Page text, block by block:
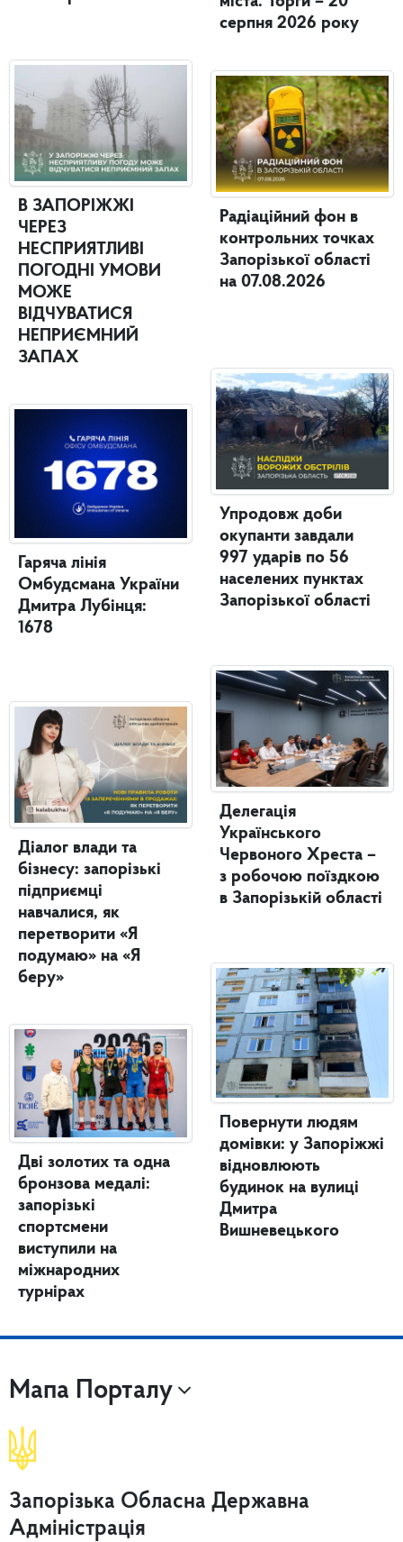
В ЗАПОРІЖЖІ
ЧЕРЕЗ
НЕСПРИЯТЛИВІ
ПОГОДНІ УМОВИ
МОЖЕ
ВІДЧУВАТИСЯ
НЕПРИЄМНИЙ
ЗАПАХ
Гаряча лінія
Омбудсмана України
Дмитра Лубінця:
1678
Діалог влади та
бізнесу: запорізькі
підприємці
навчалися, як
перетворити «Я
подумаю» на «Я
беру»
Дві золотих та одна
бронзова медалі:
запорізькі
спортсмени
виступили на
міжнародних
турнірах
серпня 2026 року
Радіаційний фон в
контрольних точках
Запорізької області
на 07.08.2026
Упродовж доби
окупанти завдали
997 ударів по 56
населених пунктах
Запорізької області
Делегація
Українського
Червоного Хреста –
з робочою поїздкою
в Запорізькій області
Повернути людям
домівки: у Запоріжжі
відновлюють
будинок на вулиці
Дмитра
Вишневецького
Мапа Порталу
Запорізька Обласна Державна
Адміністрація